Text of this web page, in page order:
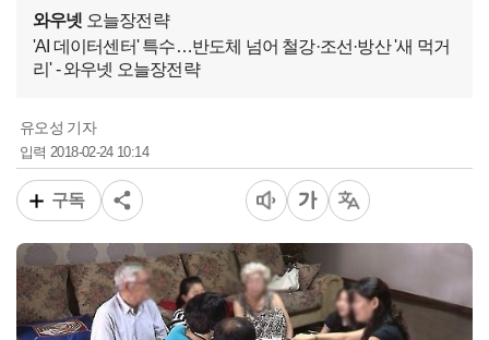
와우넷 오늘장전략
'AI 데이터센터' 특수…반도체 넘어 철강·조선·방산 '새 먹거
리' - 와우넷 오늘장전략
유오성 기자
입력2018-02-24 10:14
구독